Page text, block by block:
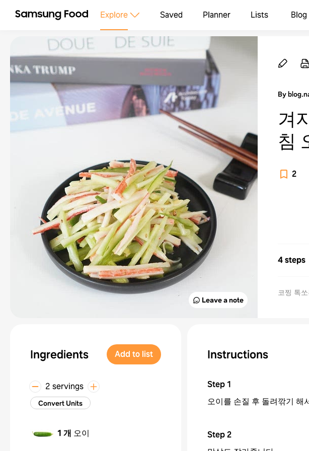
Explore Saved Planner Lists Blog
Leave a note
By
겨
침
2
4 steps
코찡 톡
Ingredients Add to list
2 servings
Convert Units
1 개 오이
Instructions
Step1
오이를 손질 후 돌려깎기 해
Step2